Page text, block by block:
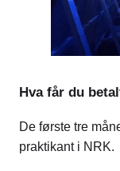
Hva får du
De første tre
praktikant i NRK.